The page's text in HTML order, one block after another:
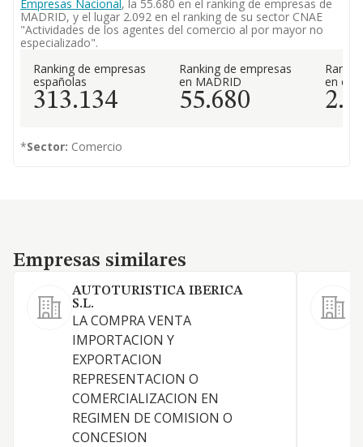
Empresas Nacional, la 55.680 en el ranking de empresas de
MADRID, y el lugar 2.092 en el ranking de su sector CNAE
"Actividades de los agentes del comercio al por mayor no
especializado".
Ranking de empresas
españolas
313.134
Ranking de empresas
en MADRID
55.680
en el
*Sector: Comercio
Empresas similares
Empresas similares
AUTOTURISTICA IBERICA
S.L.
LA COMPRA VENTA
IMPORTACION Y
EXPORTACION
REPRESENTACION O
COMERCIALIZACION EN
REGIMEN DE COMISION O
CONCESION